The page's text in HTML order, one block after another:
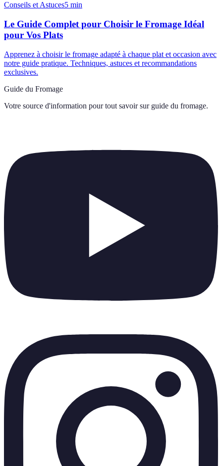
Conseils et Astuces5 min
Le Guide Complet pour Choisir le Fromage Idéal
pour Vos Plats
Apprenez à choisir le fromage adapté à chaque plat et occasion avec
notre guide pratique. Techniques, astuces et recommandations
exclusives.
Guide du Fromage
Votre source d'information pour tout savoir sur guide du fromage.